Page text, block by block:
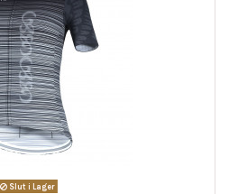
Slut i Lager